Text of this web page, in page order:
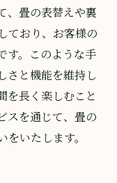
、畳の表替えや裏
ており、お客様の
す。このような手
さと機能を維持し
を長く楽しむこと
スを通じて、畳の
いたします。